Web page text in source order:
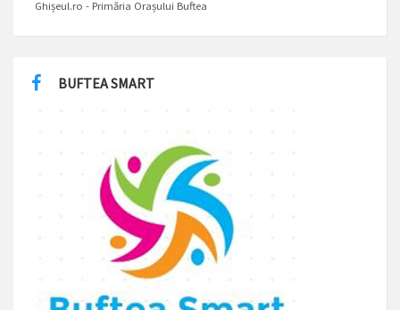
Ghișeul.ro - Primăria Orașului Buftea
BUFTEA SMART